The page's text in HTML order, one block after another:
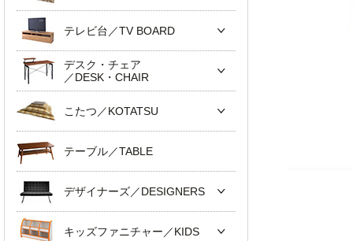
テレビ台／TV BOARD
デスク・チェア
／DESK・CHAIR
こたつ／KOTATSU
テーブル／TABLE
デザイナーズ／DESIGNERS
キッズファニチャー／KIDS